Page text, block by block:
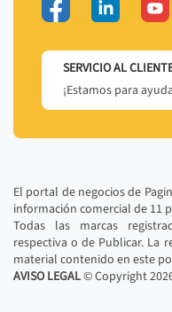
SERVICIO AL
¡Estamos para
El portal de negocios de
información comercial de 11
Todas las marcas
respectiva o de Publicar. La
material contenido en este
AVISO LEGAL© Copyright